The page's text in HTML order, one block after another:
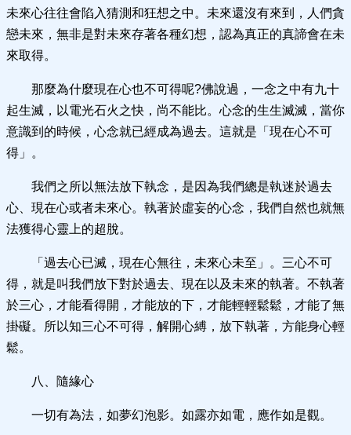
未來心往往會陷入猜測和狂想之中。未來還沒有來到，人們貪
戀未來，無非是對未來存著各種幻想，認為真正的真諦會在未
來取得。
那麼為什麼現在心也不可得呢?佛說過，一念之中有九十
起生滅，以電光石火之快，尚不能比。心念的生生滅滅，當你
意識到的時候，心念就已經成為過去。這就是「現在心不可
得」。
我們之所以無法放下執念，是因為我們總是執迷於過去
心、現在心或者未來心。執著於虛妄的心念，我們自然也就無
法獲得心靈上的超脫。
「過去心已滅，現在心無往，未來心未至」。三心不可
得，就是叫我們放下對於過去、現在以及未來的執著。不執著
於三心，才能看得開，才能放的下，才能輕輕鬆鬆，才能了無
掛礙。所以知三心不可得，解開心縛，放下執著，方能身心輕
鬆。
八、隨緣心
一切有為法，如夢幻泡影。如露亦如電，應作如是觀。